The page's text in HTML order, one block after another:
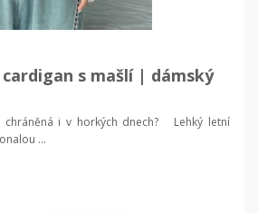
s mašlí | dámský
chráněná i v horkých dnech? Lehký letní
...